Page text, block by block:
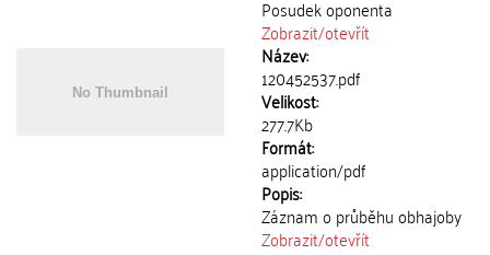
Posudek oponenta
Zobrazit/otevřít
Název:
120452537.pdf
Velikost:
277.7Kb
Formát:
application/pdf
Popis:
Záznam o průběhu obhajoby
Zobrazit/otevřít